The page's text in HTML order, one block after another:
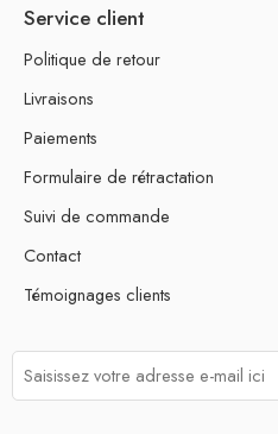
Service client
Politique de retour
Livraisons
Paiements
Formulaire de rétractation
Suivi de commande
Contact
Témoignages clients